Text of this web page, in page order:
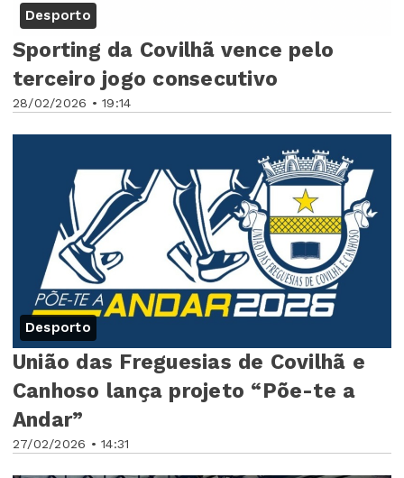
Desporto
28/02/2026 • 19:14
Sporting da Covilhã vence pelo
terceiro jogo consecutivo
Desporto
27/02/2026 • 14:31
União das Freguesias de Covilhã e
Canhoso lança projeto “Põe-te a
Andar”